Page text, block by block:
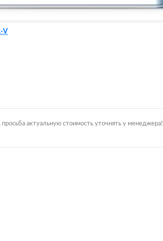
V
актуальную стоимость уточнять у менеджера!